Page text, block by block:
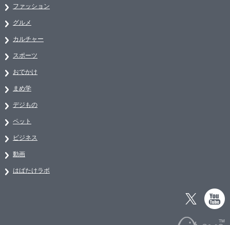
ファッション
グルメ
カルチャー
スポーツ
おでかけ
まめ学
デジもの
ペット
ビジネス
動画
はばたけラボ